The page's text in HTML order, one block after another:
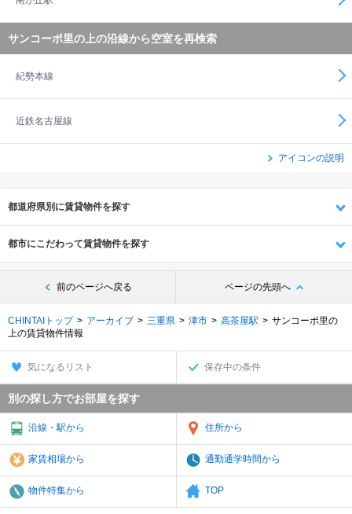
サンコーポ里の上の沿線から空室を再検索
紀勢本線
近鉄名古屋線
アイコンの説明
都道府県別に賃貸物件を探す
都市にこだわって賃貸物件を探す
前のページへ戻る ページの先頭へ
CHINTAIトップ アーカイブ 三重県 津市 高茶屋駅
サンコーポ里の
上の賃貸物件情報
気になるリスト 保存中の条件
別の探し方でお部屋を探す
沿線・駅から 住所から
家賃相場から 通勤通学時間から
物件特集から TOP